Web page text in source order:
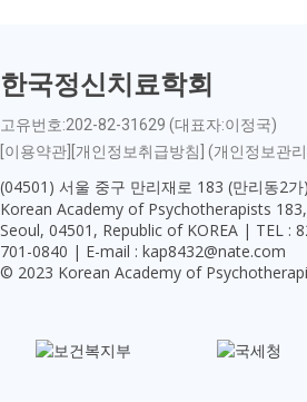
한국정신치료학회
고유번호:202-82-31629 (대표자:이정국)
[이용약관][개인정보취급방침] (개인정보관
(04501) 서울 중구 만리재로 183 (만리동2
Korean Academy of Psychotherapists
Seoul, 04501, Republic of KOREA | TEL :
701-0840 | E-mail : kap8432@nate.com
© 2023 Korean Academy of